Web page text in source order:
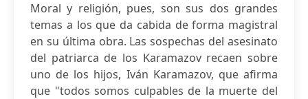
Moral y religión, pues, son sus dos grandes
temas a los que da cabida de forma magistral
en su última obra. Las sospechas del asesinato
del patriarca de los Karamazov recaen sobre
uno de los hijos, Iván Karamazov, que afirma
que "todos somos culpables de la muerte del